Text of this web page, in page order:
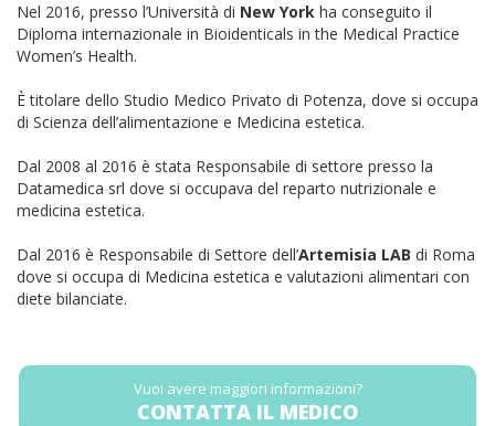
Nel 2016, presso l’Università di New York ha conseguito il
Diploma internazionale in Bioidenticals in the Medical Practice
Women’s Health.
È titolare dello Studio Medico Privato di Potenza, dove si occupa
di Scienza dell’alimentazione e Medicina estetica.
Dal 2008 al 2016 è stata Responsabile di settore presso la
Datamedica srl dove si occupava del reparto nutrizionale e
medicina estetica.
Dal 2016 è Responsabile di Settore dell’Artemisia LAB di Roma
dove si occupa di Medicina estetica e valutazioni alimentari con
diete bilanciate.
Vuoi avere maggiori informazioni?
CONTATTA IL MEDICO